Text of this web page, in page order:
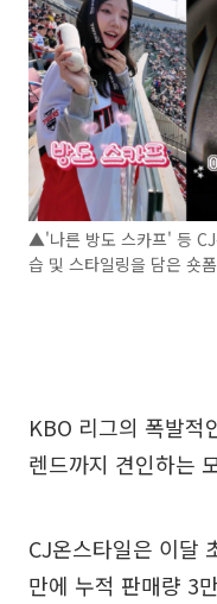
▲'나른 방도 스카프' 등 CJ
습 및 스타일링을 담은 숏
KBO 리그의 폭발적
렌드까지 견인하는
CJ온스타일은 이달
만에 누적 판매량 3